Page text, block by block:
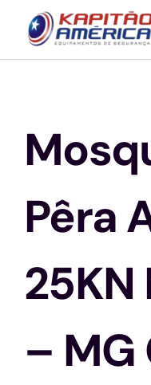
o
Produtos
Luvas
Altura
Óculos
Pêra
–